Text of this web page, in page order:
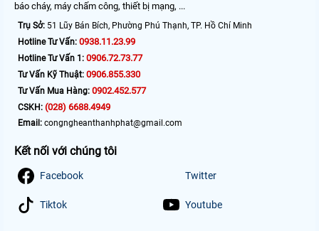
báo cháy, máy chấm công, thiết bị mạng, ...
Trụ Sở: 51 Lũy Bán Bích, Phường Phú Thạnh, TP. Hồ Chí Minh
Hotline Tư Vấn: 0938.11.23.99
Hotline Tư Vấn 1: 0906.72.73.77
Tư Vấn Kỹ Thuật: 0906.855.330
Tư Vấn Mua Hàng: 0902.452.577
CSKH: (028) 6688.4949
Email: congngheanthanhphat@gmail.com
Kết nối với chúng tôi
Facebook Twitter
Tiktok Youtube